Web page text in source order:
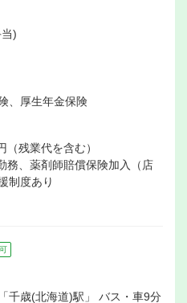
)
、厚生年金保険
（残業代を含む）
務、薬剤師賠償保険加入（店
制度あり
千歳(北海道)駅」 バス・車9分